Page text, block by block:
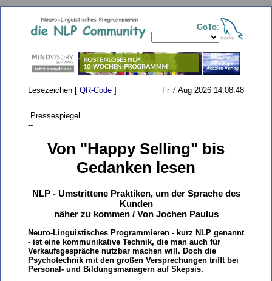
GoTo:
Lesezeichen [ QR-Code ] Fr 7 Aug 2026 14:08:48
Pressespiegel
--
Von "Happy Selling" bis
Gedanken lesen
NLP - Umstrittene Praktiken, um der Sprache des
Kunden
näher zu kommen / Von Jochen Paulus
Neuro-Linguistisches Programmieren - kurz NLP genannt
- ist eine kommunikative Technik, die man auch für
Verkaufsgespräche nutzbar machen will. Doch die
Psychotechnik mit den großen Versprechungen trifft bei
Personal- und Bildungsmanagern auf Skepsis.